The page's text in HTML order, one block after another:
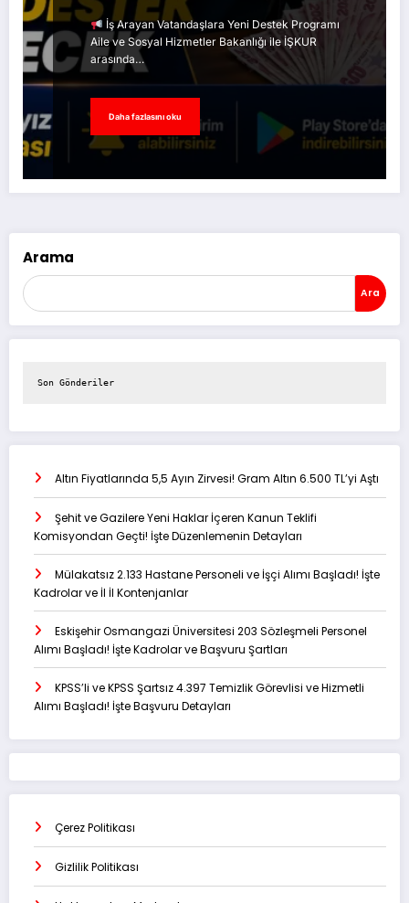
İş Arayan Vatandaşlara Yeni Destek Programı
Aile ve Sosyal Hizmetler Bakanlığı ile İŞKUR
arasında…
Daha fazlasını oku
Arama
Ara
Son Gönderiler
Altın Fiyatlarında 5,5 Ayın Zirvesi! Gram Altın 6.500 TL’yi Aştı
Şehit ve Gazilere Yeni Haklar İçeren Kanun Teklifi
Komisyondan Geçti! İşte Düzenlemenin Detayları
Mülakatsız 2.133 Hastane Personeli ve İşçi Alımı Başladı! İşte
Kadrolar ve İl İl Kontenjanlar
Eskişehir Osmangazi Üniversitesi 203 Sözleşmeli Personel
Alımı Başladı! İşte Kadrolar ve Başvuru Şartları
KPSS’li ve KPSS Şartsız 4.397 Temizlik Görevlisi ve Hizmetli
Alımı Başladı! İşte Başvuru Detayları
Çerez Politikası
Gizlilik Politikası